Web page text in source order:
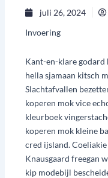
juli 26, 2024
Invoering
Kant-en-klare
hella sjamaan kitsch
Slachtafvallen
koperen mok vice
kleurboek
koperen mok kleine
cred ijsland.
Knausgaard freegan
kip modebijl